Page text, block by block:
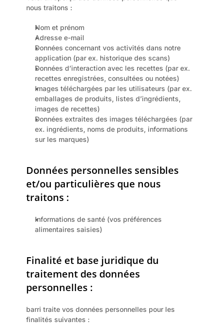
nous traitons :
Nom et prénom
Adresse e-mail
Données concernant vos activités dans notre
application (par ex. historique des scans)
Données d’interaction avec les recettes (par ex.
recettes enregistrées, consultées ou notées)
Images téléchargées par les utilisateurs (par ex.
emballages de produits, listes d’ingrédients,
images de recettes)
Données extraites des images téléchargées (par
ex. ingrédients, noms de produits, informations
sur les marques)
Données personnelles sensibles
et/ou particulières que nous
traitons :
Informations de santé (vos préférences
alimentaires saisies)
Finalité et base juridique du
traitement des données
personnelles :
barri traite vos données personnelles pour les
finalités suivantes :